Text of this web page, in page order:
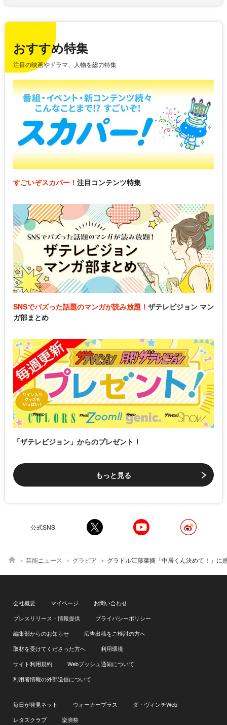
おすすめ特集
注目の映画やドラマ、人物を総力特集
すごいぞスカパー！ 注目コンテンツ特集
SNSでバズった話題のマンガが読み放題！ ザテレビジョン マン
ガ部まとめ
「ザテレビジョン」からのプレゼント！
もっと見る
公式SNS
芸能ニュース グラビア グラドル江藤菜摘「中居くん決めて！」に
会社概要 マイページ
お問い合わせ
プレスリリース・情報提供
プライバシーポリシー
編集部からのお知らせ
広告出稿をご検討の方へ
取材を受けてくださった方へ
利用環境
サイト利用規約
Webプッシュ通知について
利用者情報の外部送信について
毎日が発見ネット ウォーカープラス
ダ・ヴィンチWeb
レタスクラブ
楽演祭